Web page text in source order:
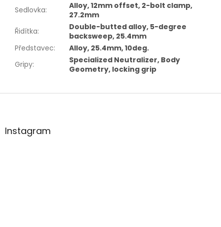
Sedlovka:
Alloy, 12mm offset, 2-bolt clamp,
27.2mm
Řidítka:
Double-butted alloy, 5-degree
backsweep, 25.4mm
Představec:
Alloy, 25.4mm, 10deg.
Gripy:
Specialized Neutralizer, Body
Geometry, locking grip
Z
aInstagram